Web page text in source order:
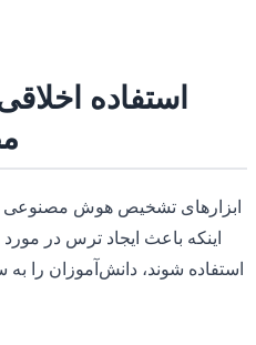
استفاده
ابزارهای تشخیص هوش مصنوعی
اینکه باعث ایجاد ترس در
استفاده شوند، دانش‌آموزان را